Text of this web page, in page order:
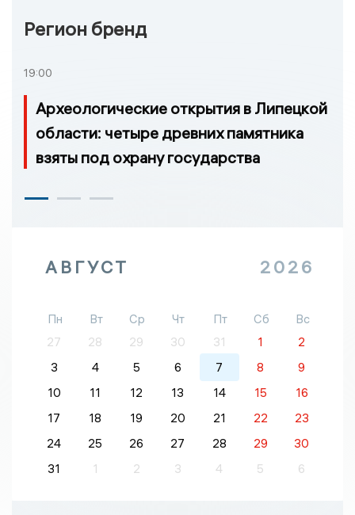
Регион бренд
19:00
Археологические открытия в Липецкой
области: четыре древних памятника
взяты под охрану государства
АВГУСТ 2026
Пн Вт Ср Чт Пт Сб
Вс
27
28 29 30 31 1
2
3
4 5 6 7 8
9
10
11 12 13 14 15
16
17
18 19 20 21 22
23
24
25 26 27 28 29
30
31
1 2 3 4 5 6